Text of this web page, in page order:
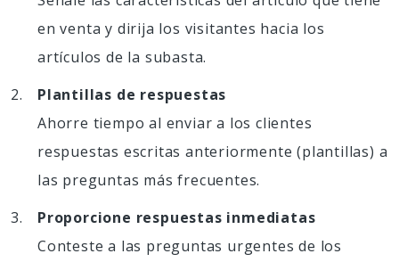
en venta y dirija los visitantes hacia los
artículos de la subasta.
Plantillas de respuestas
Ahorre tiempo al enviar a los clientes
respuestas escritas anteriormente (plantillas) a
las preguntas más frecuentes.
Proporcione respuestas inmediatas
Conteste a las preguntas urgentes de los